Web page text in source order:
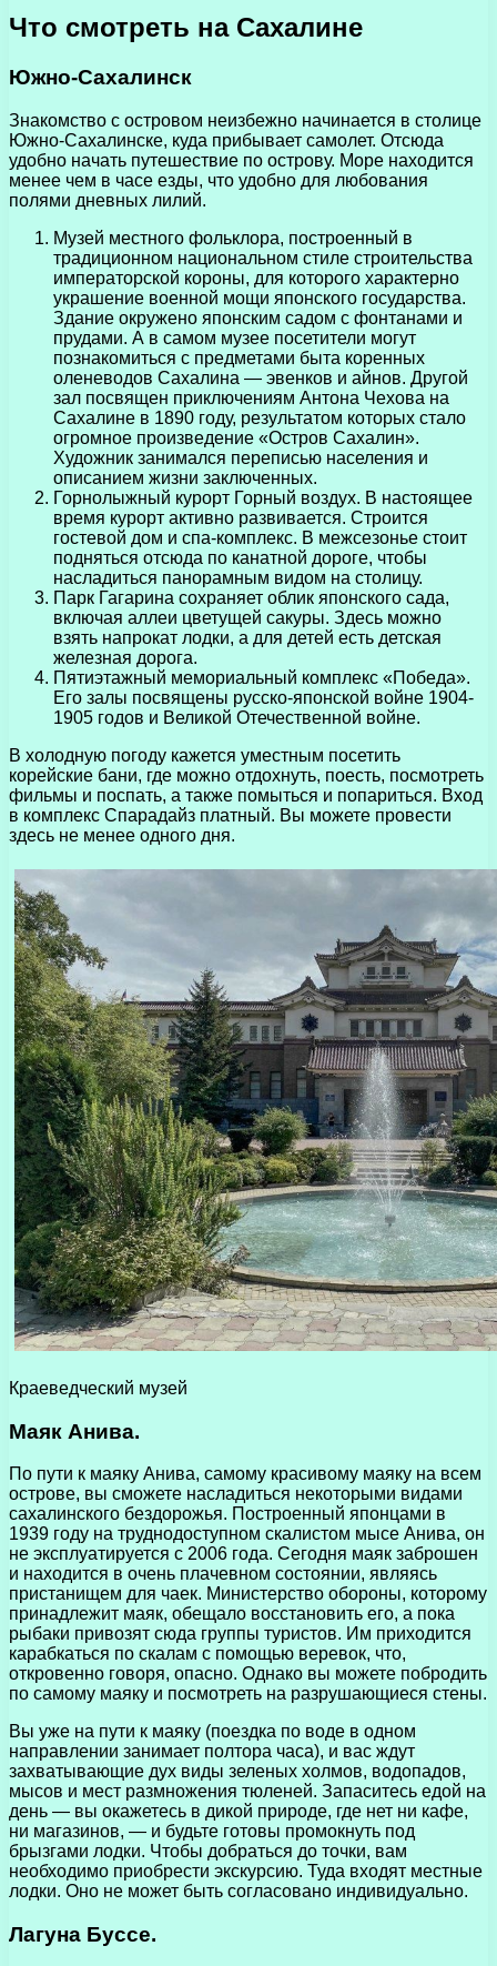
Что смотреть на Сахалине
Южно-Сахалинск
Знакомство с островом неизбежно начинается в столице
Южно-Сахалинске, куда прибывает самолет. Отсюда
удобно начать путешествие по острову. Море находится
менее чем в часе езды, что удобно для любования
полями дневных лилий.
Музей местного фольклора, построенный в
традиционном национальном стиле строительства
императорской короны, для которого характерно
украшение военной мощи японского государства.
Здание окружено японским садом с фонтанами и
прудами. А в самом музее посетители могут
познакомиться с предметами быта коренных
оленеводов Сахалина — эвенков и айнов. Другой
зал посвящен приключениям Антона Чехова на
Сахалине в 1890 году, результатом которых стало
огромное произведение «Остров Сахалин».
Художник занимался переписью населения и
описанием жизни заключенных.
Горнолыжный курорт Горный воздух. В настоящее
время курорт активно развивается. Строится
гостевой дом и спа-комплекс. В межсезонье стоит
подняться отсюда по канатной дороге, чтобы
насладиться панорамным видом на столицу.
Парк Гагарина сохраняет облик японского сада,
включая аллеи цветущей сакуры. Здесь можно
взять напрокат лодки, а для детей есть детская
железная дорога.
Пятиэтажный мемориальный комплекс «Победа».
Его залы посвящены русско-японской войне 1904-
1905 годов и Великой Отечественной войне.
В холодную погоду кажется уместным посетить
корейские бани, где можно отдохнуть, поесть, посмотреть
фильмы и поспать, а также помыться и попариться. Вход
в комплекс Спарадайз платный. Вы можете провести
здесь не менее одного дня.
Краеведческий музей
Маяк Анива.
По пути к маяку Анива, самому красивому маяку на всем
острове, вы сможете насладиться некоторыми видами
сахалинского бездорожья. Построенный японцами в
1939 году на труднодоступном скалистом мысе Анива, он
не эксплуатируется с 2006 года. Сегодня маяк заброшен
и находится в очень плачевном состоянии, являясь
пристанищем для чаек. Министерство обороны, которому
принадлежит маяк, обещало восстановить его, а пока
рыбаки привозят сюда группы туристов. Им приходится
карабкаться по скалам с помощью веревок, что,
откровенно говоря, опасно. Однако вы можете побродить
по самому маяку и посмотреть на разрушающиеся стены.
Вы уже на пути к маяку (поездка по воде в одном
направлении занимает полтора часа), и вас ждут
захватывающие дух виды зеленых холмов, водопадов,
мысов и мест размножения тюленей. Запаситесь едой на
день — вы окажетесь в дикой природе, где нет ни кафе,
ни магазинов, — и будьте готовы промокнуть под
брызгами лодки. Чтобы добраться до точки, вам
необходимо приобрести экскурсию. Туда входят местные
лодки. Оно не может быть согласовано индивидуально.
Лагуна Буссе.